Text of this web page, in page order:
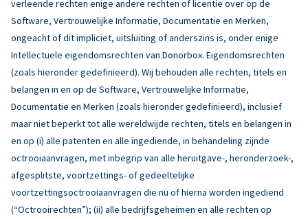
verleende rechten enige andere rechten of licentie over op de
Software, Vertrouwelijke Informatie, Documentatie en Merken,
ongeacht of dit impliciet, uitsluiting of anderszins is, onder enige
Intellectuele eigendomsrechten van Donorbox. Eigendomsrechten
(zoals hieronder gedefinieerd). Wij behouden alle rechten, titels en
belangen in en op de Software, Vertrouwelijke Informatie,
Documentatie en Merken (zoals hieronder gedefinieerd), inclusief
maar niet beperkt tot alle wereldwijde rechten, titels en belangen in
en op (i) alle patenten en alle ingediende, in behandeling zijnde
octrooiaanvragen, met inbegrip van alle heruitgave-, heronderzoek-,
afgesplitste, voortzettings- of gedeeltelijke
voortzettingsoctrooiaanvragen die nu of hierna worden ingediend
(“Octrooirechten”); (ii) alle bedrijfsgeheimen en alle rechten op